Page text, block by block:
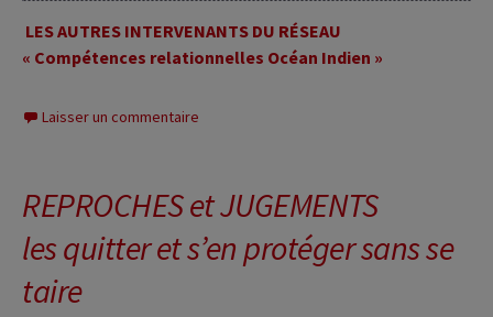
LES AUTRES INTERVENANTS DU RÉSEAU
« Compétences relationnelles Océan Indien »
Laisser un commentaire
REPROCHES et JUGEMENTS
les quitter et s’en protéger sans se
taire